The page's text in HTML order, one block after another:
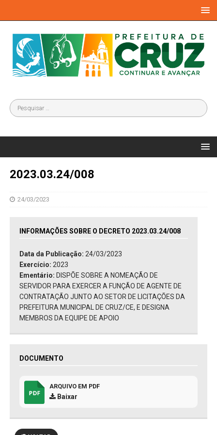
2023.03.24/008
24/03/2023
INFORMAÇÕES SOBRE O DECRETO 2023.03.24/008
Data da Publicação: 24/03/2023
Exercício: 2023
Ementário: DISPÕE SOBRE A NOMEAÇÃO DE
SERVIDOR PARA EXERCER A FUNÇÃO DE AGENTE DE
CONTRATAÇÃO JUNTO AO SETOR DE LICITAÇÕES DA
PREFEITURA MUNICIPAL DE CRUZ/CE, E DESIGNA
MEMBROS DA EQUIPE DE APOIO
DOCUMENTO
ARQUIVO EM PDF
Baixar